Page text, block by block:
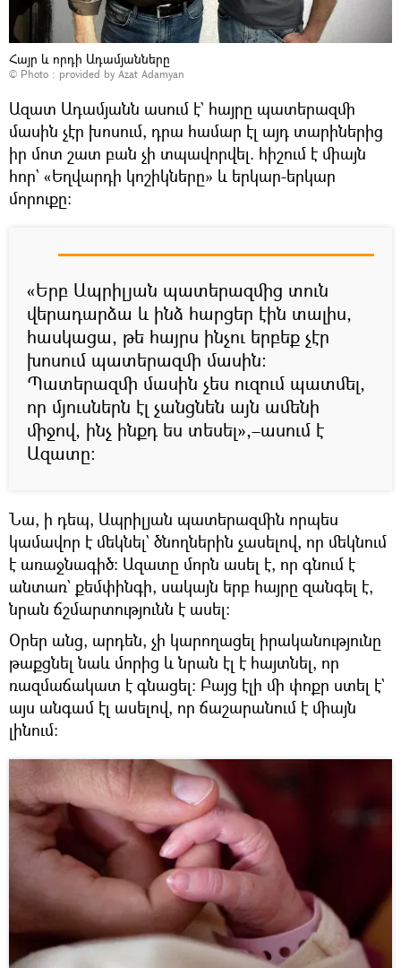
Հայր և որդի Ադամյանները
© Photo : provided by Azat Adamyan
Ազատ Ադամյանն ասում է` հայրը պատերազմի
մասին չէր խոսում, դրա համար էլ այդ տարիներից
իր մոտ շատ բան չի տպավորվել. հիշում է միայն
հոր` «Եղվարդի կոշիկները» և երկար-երկար
մորուքը։
«Երբ Ապրիլյան պատերազմից տուն
վերադարձա և ինձ հարցեր էին տալիս,
հասկացա, թե հայրս ինչու երբեք չէր
խոսում պատերազմի մասին։
Պատերազմի մասին չես ուզում պատմել,
որ մյուսներն էլ չանցնեն այն ամենի
միջով, ինչ ինքդ ես տեսել»,–ասում է
Ազատը։
Նա, ի դեպ, Ապրիլյան պատերազմին որպես
կամավոր է մեկնել` ծնողներին չասելով, որ մեկնում
է առաջնագիծ։ Ազատը մորն ասել է, որ գնում է
անտառ` քեմփինգի, սակայն երբ հայրը զանգել է,
նրան ճշմարտությունն է ասել։
Օրեր անց, արդեն, չի կարողացել իրականությունը
թաքցնել նաև մորից և նրան էլ է հայտնել, որ
ռազմաճակատ է գնացել։ Բայց էլի մի փոքր ստել է`
այս անգամ էլ ասելով, որ ճաշարանում է միայն
լինում։